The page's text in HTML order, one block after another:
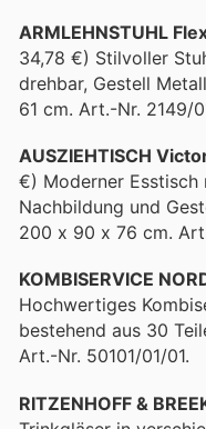
ARMLEHNSTUHL
34,78 €) Stilvoller
drehbar, Gestell
61 cm. Art.-Nr. 2149/
AUSZIEHTISCH
€) Moderner
Nachbildung und
200 x 90 x 76 cm.
KOMBISERVICE
Hochwertiges
bestehend aus 30
Art.-Nr. 50101/01/01.
RITZENHOFF &